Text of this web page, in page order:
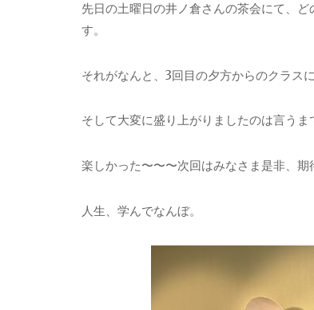
先日の土曜日の井ノ倉さんの茶会にて、
す。
それがなんと、3回目の夕方からのクラス
そして大変に盛り上がりましたのは言うま
楽しかった〜〜〜次回はみなさま是非、期
人生、学んでなんぼ。